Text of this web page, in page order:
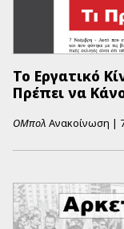
Το Εργατικό
Πρέπει να
ΟΜπολ Ανακοίνωση |